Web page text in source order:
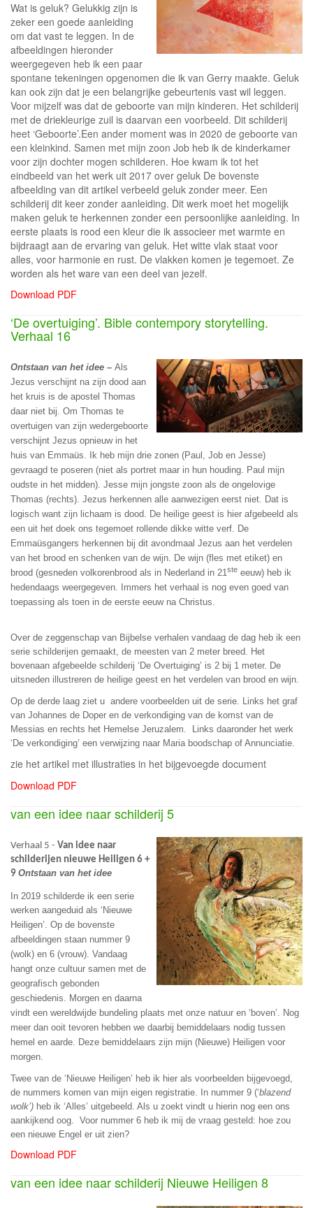
Wat is geluk? Gelukkig zijn is
zeker een goede aanleiding
om dat vast te leggen. In de
afbeeldingen hieronder
weergegeven heb ik een paar
spontane tekeningen opgenomen die ik van Gerry maakte. Geluk
kan ook zijn dat je een belangrijke gebeurtenis vast wil leggen.
Voor mijzelf was dat de geboorte van mijn kinderen. Het schilderij
met de driekleurige zuil is daarvan een voorbeeld. Dit schilderij
heet ‘Geboorte’.Een ander moment was in 2020 de geboorte van
een kleinkind. Samen met mijn zoon Job heb ik de kinderkamer
voor zijn dochter mogen schilderen. Hoe kwam ik tot het
eindbeeld van het werk uit 2017 over geluk De bovenste
afbeelding van dit artikel verbeeld geluk zonder meer. Een
schilderij dit keer zonder aanleiding. Dit werk moet het mogelijk
maken geluk te herkennen zonder een persoonlijke aanleiding. In
eerste plaats is rood een kleur die ik associeer met warmte en
bijdraagt aan de ervaring van geluk. Het witte vlak staat voor
alles, voor harmonie en rust. De vlakken komen je tegemoet. Ze
worden als het ware van een deel van jezelf.
Download PDF
‘De overtuiging’. Bible contempory storytelling.
Verhaal 16
Ontstaan van het idee – Als
Jezus verschijnt na zijn dood aan
het kruis is de apostel Thomas
daar niet bij. Om Thomas te
overtuigen van zijn wedergeboorte
verschijnt Jezus opnieuw in het
huis van Emmaüs. Ik heb mijn drie zonen (Paul, Job en Jesse)
gevraagd te poseren (niet als portret maar in hun houding. Paul mijn
oudste in het midden). Jesse mijn jongste zoon als de ongelovige
Thomas (rechts). Jezus herkennen alle aanwezigen eerst niet. Dat is
logisch want zijn lichaam is dood. De heilige geest is hier afgebeeld als
een uit het doek ons tegemoet rollende dikke witte verf. De
Emmaüsgangers herkennen bij dit avondmaal Jezus aan het verdelen
van het brood en schenken van de wijn. De wijn (fles met etiket) en
brood (gesneden volkorenbrood als in Nederland in 21ste eeuw) heb ik
hedendaags weergegeven. Immers het verhaal is nog even goed van
toepassing als toen in de eerste eeuw na Christus.
Over de zeggenschap van Bijbelse verhalen vandaag de dag heb ik een
serie schilderijen gemaakt, de meesten van 2 meter breed. Het
bovenaan afgebeelde schilderij ‘De Overtuiging’ is 2 bij 1 meter. De
uitsneden illustreren de heilige geest en het verdelen van brood en wijn.
Op de derde laag ziet u andere voorbeelden uit de serie. Links het graf
van Johannes de Doper en de verkondiging van de komst van de
Messias en rechts het Hemelse Jeruzalem. Links daaronder het werk
‘De verkondiging’ een verwijzing naar Maria boodschap of Annunciatie.
zie het artikel met illustraties in het bijgevoegde document
Download PDF
van een idee naar schilderij 5
Verhaal 5 - Van idee naar
schilderijen nieuwe Heiligen 6 +
9 Ontstaan van het idee
In 2019 schilderde ik een serie
werken aangeduid als ‘Nieuwe
Heiligen’. Op de bovenste
afbeeldingen staan nummer 9
(wolk) en 6 (vrouw). Vandaag
hangt onze cultuur samen met de
geografisch gebonden
geschiedenis. Morgen en daarna
vindt een wereldwijde bundeling plaats met onze natuur en ‘boven’. Nog
meer dan ooit tevoren hebben we daarbij bemiddelaars nodig tussen
hemel en aarde. Deze bemiddelaars zijn mijn (Nieuwe) Heiligen voor
morgen.
Twee van de ‘Nieuwe Heiligen’ heb ik hier als voorbeelden bijgevoegd,
de nummers komen van mijn eigen registratie. In nummer 9 (‘blazend
wolk’) heb ik ‘Alles’ uitgebeeld. Als u zoekt vindt u hierin nog een ons
aankijkend oog. Voor nummer 6 heb ik mij de vraag gesteld: hoe zou
een nieuwe Engel er uit zien?
Download PDF
van een idee naar schilderij Nieuwe Heiligen 8